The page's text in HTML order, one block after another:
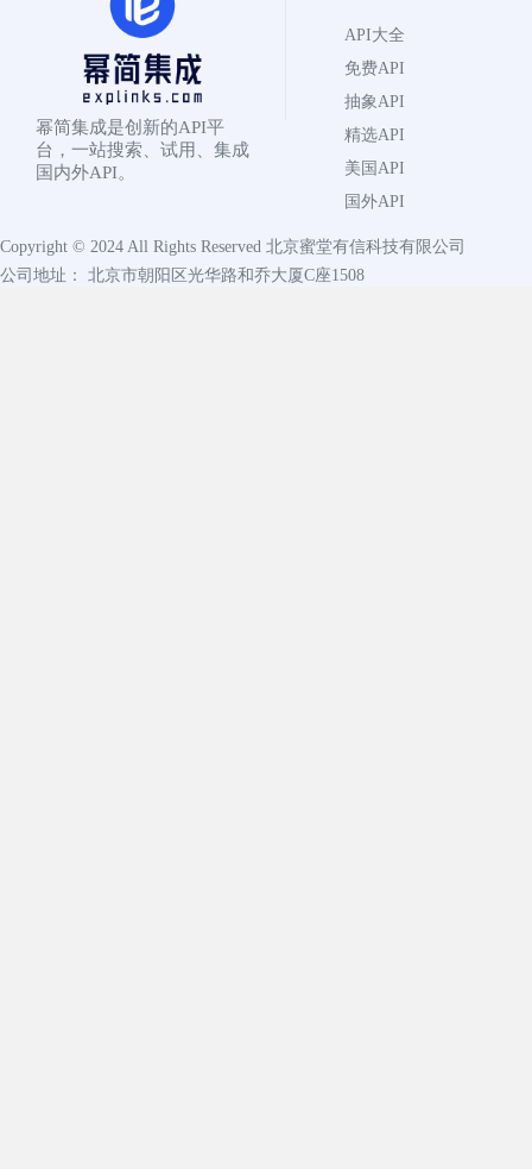
幂简集成是创新的API平
台，一站搜索、试用、集成
国内外API。
API大全
免费API
抽象API
精选API
美国API
国外API
Copyright © 2024 All Rights Reserved 北京蜜堂有信科技有限公司
公司地址： 北京市朝阳区光华路和乔大厦C座1508